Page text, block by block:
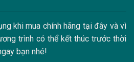
khi mua chính hãng tại đây và vì
trình có thể kết thúc trước thời
bạn nhé!